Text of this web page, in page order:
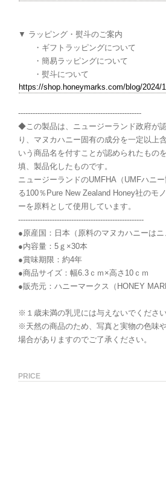
▼ ラッピング・熨斗のご案内
・ギフトラッピングについて
・簡易ラッピングについて
・熨斗について
https://shop.honeymarks.com/blog/2024/
---------------------------------------------------
◆この製品は、ニュージーランド政府が
り、マヌカハニー固有の成分を一定以上
いう商品名を付すことが認められたもの
填、製品化したものです。
ニュージーランドのUMFHA（UMFハニ
る100％Pure New Zealand Honey社のモ
ーを原料として使用しています。
----------------------------------------------------
●原産国：日本（原料のマヌカハニーはニ
●内容量：5ｇ×30本
●賞味期限：約4年
●商品サイズ：幅6.3ｃｍ×高さ10ｃｍ
●販売元：ハニーマークス（HONEY
※１歳未満の乳児には与えないでください
※天然の商品のため、写真と実物の色味
場合がありますのでご了承ください。
PRICE